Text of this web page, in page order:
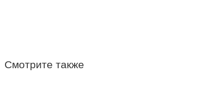
Смотрите также